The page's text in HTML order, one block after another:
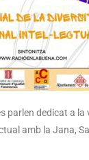
parlen dedicat a la
amb la Jana,